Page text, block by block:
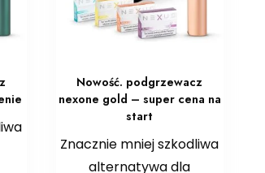
Nowość. podgrzewacz
nexone gold – super cena na
start
Znacznie mniej szkodliwa
alternatywa dla